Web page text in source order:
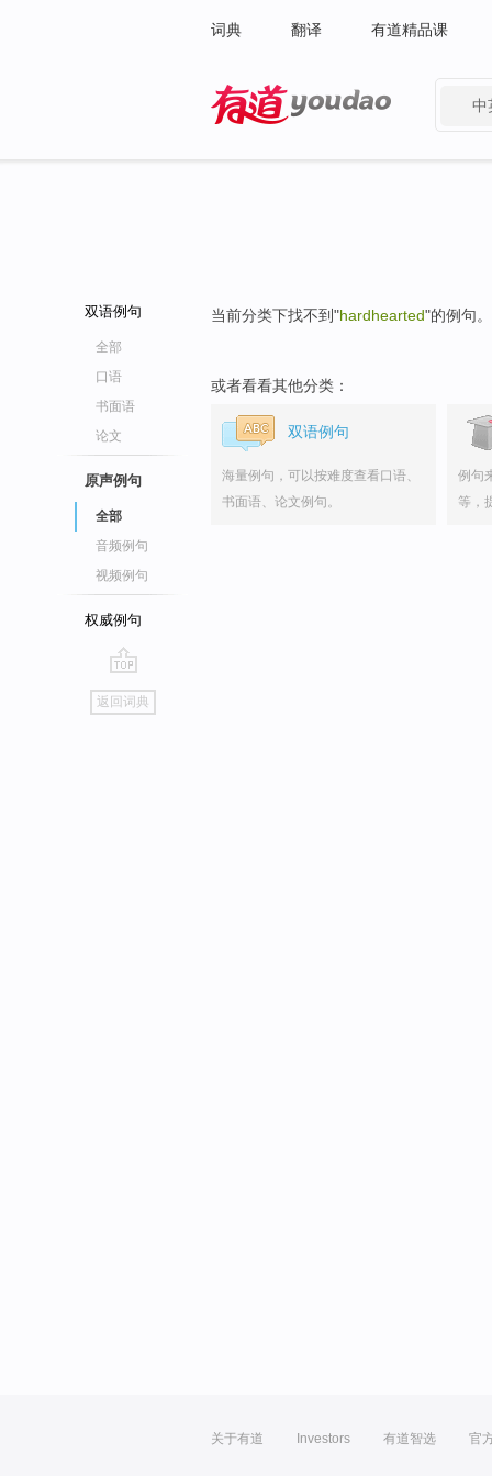
词典 翻译 有道精品课
中
双语例句
全部
口语
书面语
论文
原声例句
全部
音频例句
视频例句
权威例句
go
top
返回词典
当前分类下找不到"hardhearted"的例句。
或者看看其他分类：
双语例句
海量例句，可以按难度查看口语、
书面语、论文例句。
例句
等，
关于有道 Investors 有道智选 官